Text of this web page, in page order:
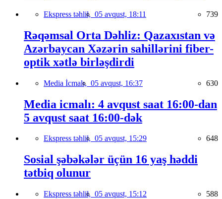
Ekspress təhlil, 05 avqust, 18:11 739
Rəqəmsal Orta Dəhliz: Qazaxıstan və
Azərbaycan Xəzərin sahillərini fiber-
optik xətlə birləşdirdi
Media İcmalı, 05 avqust, 16:37 630
Media icmalı: 4 avqust saat 16:00-dan
5 avqust saat 16:00-dək
Ekspress təhlil, 05 avqust, 15:29 648
Sosial şəbəkələr üçün 16 yaş həddi
tətbiq olunur
Ekspress təhlil, 05 avqust, 15:12 588